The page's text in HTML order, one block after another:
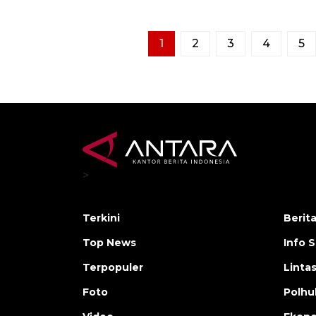
1 2 3 4 5
>
Terkini
Top News
Terpopuler
Foto
Info